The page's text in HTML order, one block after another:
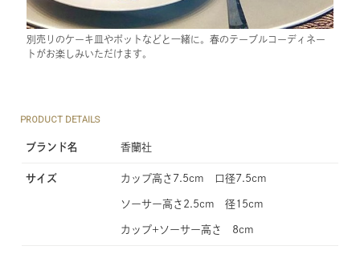
別売りのケーキ皿やポットなどと一緒に。春のテーブルコーディネー
トがお楽しみいただけます。
PRODUCT DETAILS
ブランド名 香蘭社
サイズ カップ高さ7.5cm 口径7.5cm
ソーサー高さ2.5cm 径15cm
カップ+ソーサー高さ 8cm